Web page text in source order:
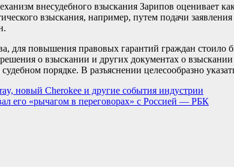
внесудебного взыскания Зарипов оценивает
взыскания, например, путем подачи
для повышения правовых гарантий граждан
о взыскании и других документах о
порядке. В разъяснении целесообразно
новый Cherokee и другие события индустрии
его «рычагом в переговорах» с Россией — РБК